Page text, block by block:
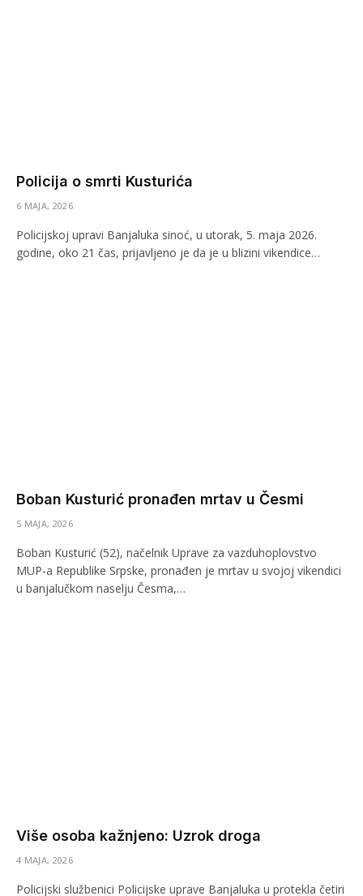
Policija o smrti Kusturića
6 MAJA, 2026
Policijskoj upravi Banjaluka sinoć, u utorak, 5. maja 2026.
godine, oko 21 čas, prijavljeno je da je u blizini vikendice…
Boban Kusturić pronađen mrtav u Česmi
5 MAJA, 2026
Boban Kusturić (52), načelnik Uprave za vazduhoplovstvo
MUP-a Republike Srpske, pronađen je mrtav u svojoj vikendici
u banjalučkom naselju Česma,…
Više osoba kažnjeno: Uzrok droga
4 MAJA, 2026
Policijski službenici Policijske uprave Banjaluka u protekla četiri